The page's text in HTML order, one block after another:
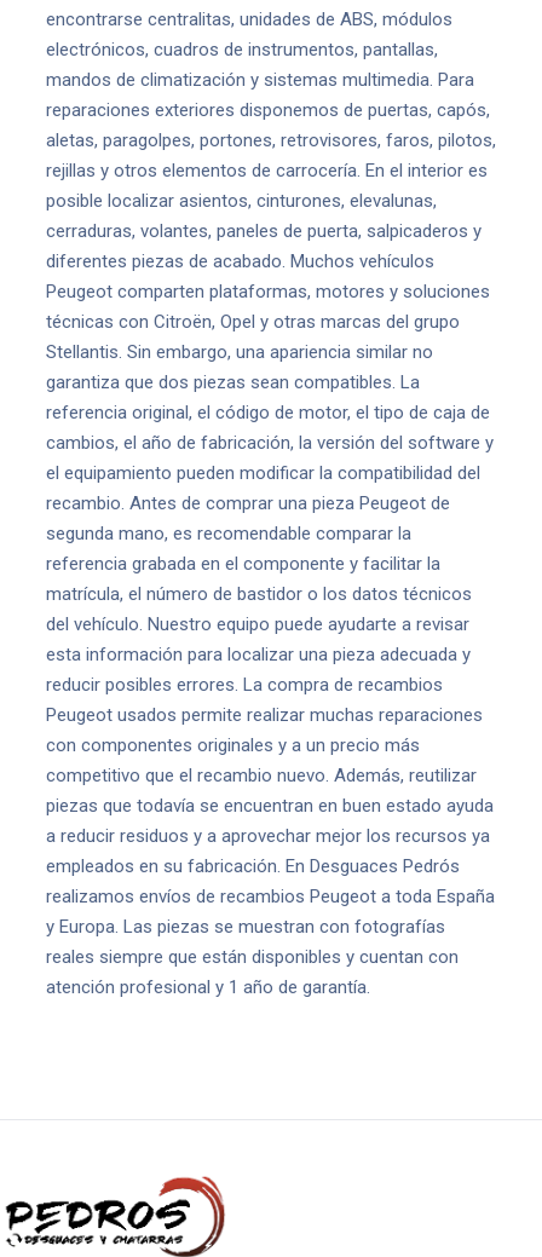
encontrarse centralitas, unidades de ABS, módulos
electrónicos, cuadros de instrumentos, pantallas,
mandos de climatización y sistemas multimedia. Para
reparaciones exteriores disponemos de puertas, capós,
aletas, paragolpes, portones, retrovisores, faros, pilotos,
rejillas y otros elementos de carrocería. En el interior es
posible localizar asientos, cinturones, elevalunas,
cerraduras, volantes, paneles de puerta, salpicaderos y
diferentes piezas de acabado. Muchos vehículos
Peugeot comparten plataformas, motores y soluciones
técnicas con Citroën, Opel y otras marcas del grupo
Stellantis. Sin embargo, una apariencia similar no
garantiza que dos piezas sean compatibles. La
referencia original, el código de motor, el tipo de caja de
cambios, el año de fabricación, la versión del software y
el equipamiento pueden modificar la compatibilidad del
recambio. Antes de comprar una pieza Peugeot de
segunda mano, es recomendable comparar la
referencia grabada en el componente y facilitar la
matrícula, el número de bastidor o los datos técnicos
del vehículo. Nuestro equipo puede ayudarte a revisar
esta información para localizar una pieza adecuada y
reducir posibles errores. La compra de recambios
Peugeot usados permite realizar muchas reparaciones
con componentes originales y a un precio más
competitivo que el recambio nuevo. Además, reutilizar
piezas que todavía se encuentran en buen estado ayuda
a reducir residuos y a aprovechar mejor los recursos ya
empleados en su fabricación. En Desguaces Pedrós
realizamos envíos de recambios Peugeot a toda España
y Europa. Las piezas se muestran con fotografías
reales siempre que están disponibles y cuentan con
atención profesional y 1 año de garantía.